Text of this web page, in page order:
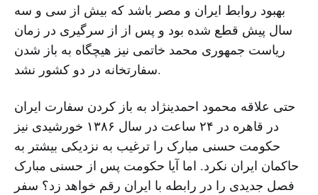
بهبود روابط ایران و مصر باشد که بیش از سی و سه
سال پیش قطع شده بود و پس از از سرگیری در زمان
ریاست جمهوری محمد خاتمی نیز هیچگاه به باز شدن
سفارتخانه در دو کشور نشد.
حتی علاقه محمود احمدینژاد به باز کردن سفارت ایران
در قاهره در ۲۴ ساعت در سال ۱۳۸۶ خورشیدی نیز
حکومت حسنی مبارک را ترغیب به نزدیکی بیشتر به
حاکمان ایران نکرد. اما آیا حکومت پس از حسنی مبارک
فصل جدیدی را در رابطه با ایران رقم خواهد زد؟ سفر